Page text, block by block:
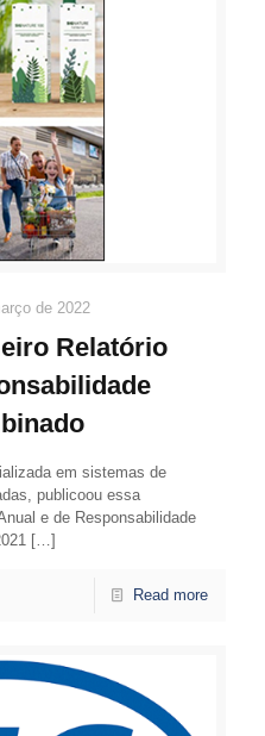
de 2022
Relatório
em sistemas de
publicoou essa
e de Responsabilidade
[…]
Read more